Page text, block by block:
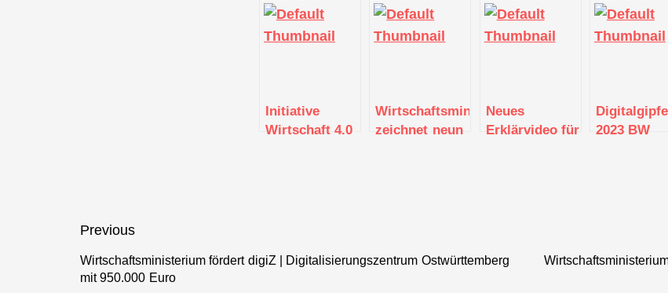
Initiative
Wirtschaft 4.0
in Baden-
Wirtschaftsministerin
zeichnet neun
aus
Neues
Erklärvideo für
2023 BW
Beitragsnavigation
Previous
Previous
post:
Wirtschaftsministerium fördert digiZ | Digitalisierungszentrum Ostwürttemberg
mit 950.000 Euro